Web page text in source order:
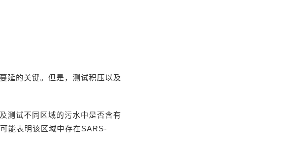
延的关键。但是，测试积压以及
测试不同区域的污水中是否含有
能表明该区域中存在SARS-